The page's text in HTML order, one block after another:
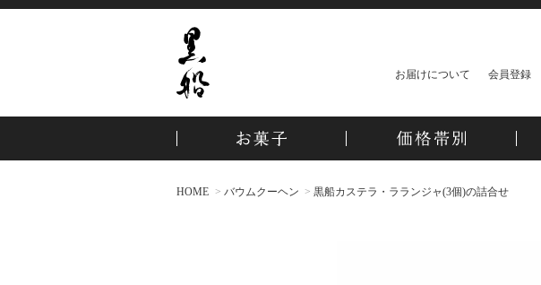
お届けについて 会員登録
HOME バウムクーヘン 黒船カステラ・ラランジャ(3個)の詰合せ